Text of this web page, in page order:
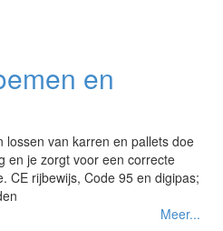
en
lossen van karren en pallets doe
en je zorgt voor een correcte
CE rijbewijs, Code 95 en digipas;
Meer...